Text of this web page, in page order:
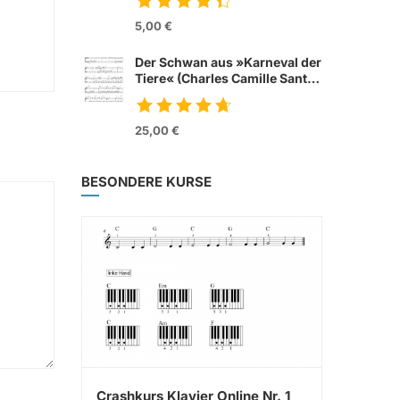
Jerry«
5,00 €
Der Schwan aus »Karneval der
Tiere« (Charles Camille Sant
Saens)
25,00 €
BESONDERE KURSE
Crashkurs Klavier Online Nr. 1